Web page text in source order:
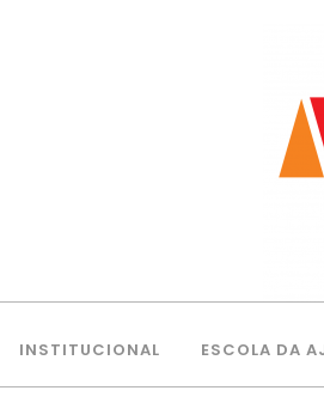
INSTITUCIONAL ESCOLA DA